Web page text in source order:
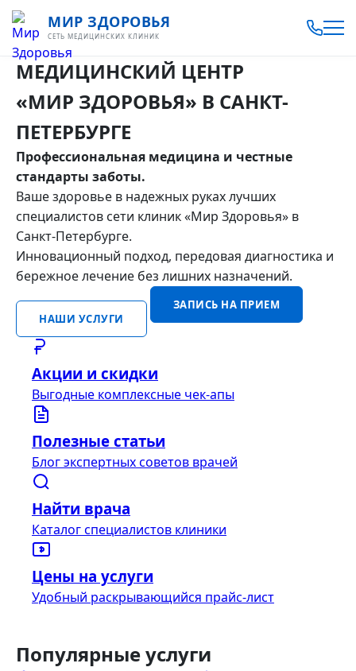
МИР ЗДОРОВЬЯ
СЕТЬ МЕДИЦИНСКИХ КЛИНИК
МЕДИЦИНСКИЙ ЦЕНТР
«МИР ЗДОРОВЬЯ» В САНКТ-
ПЕТЕРБУРГЕ
Профессиональная медицина и честные
стандарты заботы.
Ваше здоровье в надежных руках лучших
специалистов сети клиник «Мир Здоровья» в
Санкт-Петербурге.
Инновационный подход, передовая диагностика и
бережное лечение без лишних назначений.
НАШИ УСЛУГИ
ЗАПИСЬ НА ПРИЕМ
Акции и скидки
Выгодные комплексные чек-апы
Полезные статьи
Блог экспертных советов врачей
Найти врача
Каталог специалистов клиники
Цены на услуги
Удобный раскрывающийся прайс-лист
Популярные услуги